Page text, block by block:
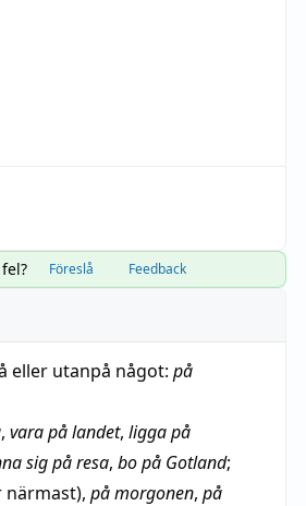
Föreslå Feedback
eller utanpå något: på
, vara pålandet, liggapå
sig påresa, bopå Gotland;
på morgonen, på